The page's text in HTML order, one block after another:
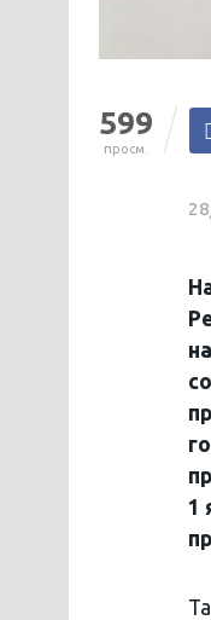
599
просм.
1